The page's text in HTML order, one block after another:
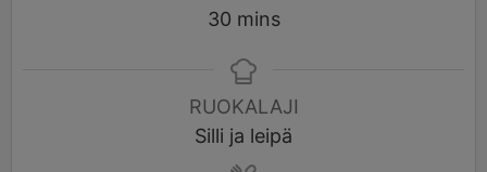
30 mins
RUOKALAJI
Silli ja leipä